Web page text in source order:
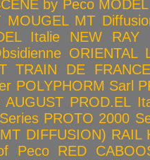
by Peco
MOUGEL MT
Italie NEW RAY
ORIENTAL
TRAIN DE FRANCE
POLYPHORM Sarl
AUGUST PROD.EL
PROTO 2000
DIFFUSION) RAIL
Peco
RED